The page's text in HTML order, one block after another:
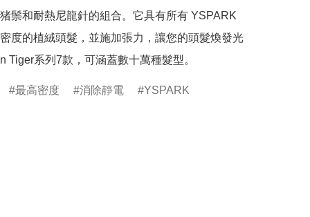
鬃和耐熱尼龍針的組合。它具有所有 YSPARK
度的植絨頭髮，並施加張力，讓您的頭髮煥發光
Tiger系列7款，可涵蓋數十萬種髮型。
最高密度 消除靜電 YSPARK